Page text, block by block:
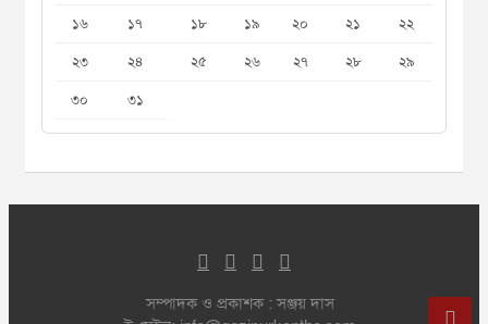
১৬
১৭ ১৮ ১৯ ২০ ২১
২২
২৩
২৪ ২৫ ২৬ ২৭ ২৮
২৯
৩০
৩১
সম্পাদক ও প্রকাশক : সঞ্জয় দাস